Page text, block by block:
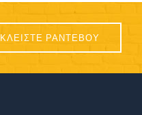
ΚΛΕΙΣΤΕ ΡΑΝΤΕΒΟΥ